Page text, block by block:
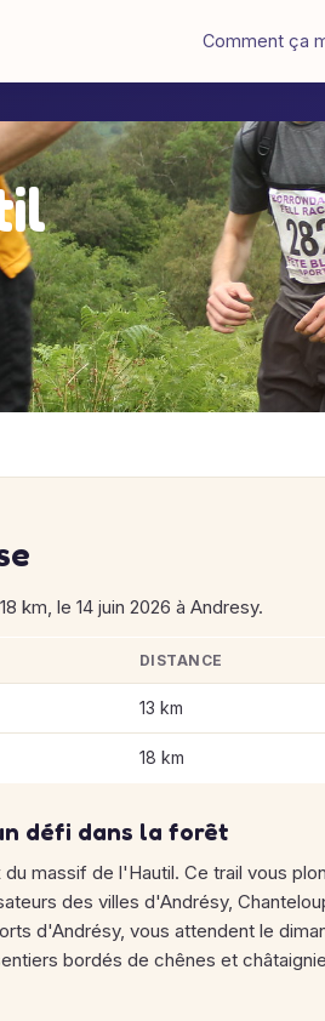
Comment ça
km, le 14 juin 2026 à Andresy.
DISTANCE
13 km
18 km
défi dans la forêt
massif de l'Hautil. Ce trail vous
des villes d'Andrésy,
d'Andrésy, vous attendent le
bordés de chênes et